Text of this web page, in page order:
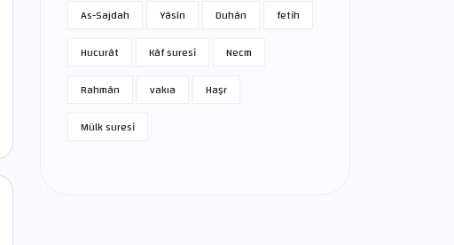
As-Sajdah
Yâsîn Duhân
fetih
Hucurât
Kâf suresi
Necm
Rahmân
vakıa
Haşr
Mülk suresi